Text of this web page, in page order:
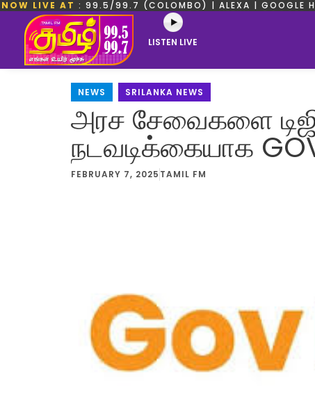
NOW LIVE AT : 99.5/99.7 (COLOMBO) | ALEXA | GOOGLE
LISTEN LIVE
NEWS SRILANKA NEWS
அரச சேவைகளை
நடவடிக்கையாக
FEBRUARY 7, 2025 TAMIL FM